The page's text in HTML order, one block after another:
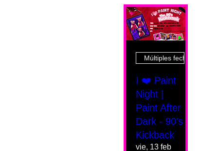
Múltiples fechas
I ❤️ Paint
Night |
Paint After
Dark - 90's
Kickback
vie, 13 feb